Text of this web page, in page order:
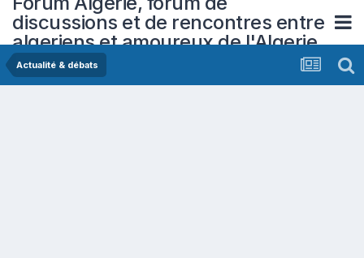
discussions et de rencontres entre
algeriens et amoureux de l'Algerie
Actualité & débats